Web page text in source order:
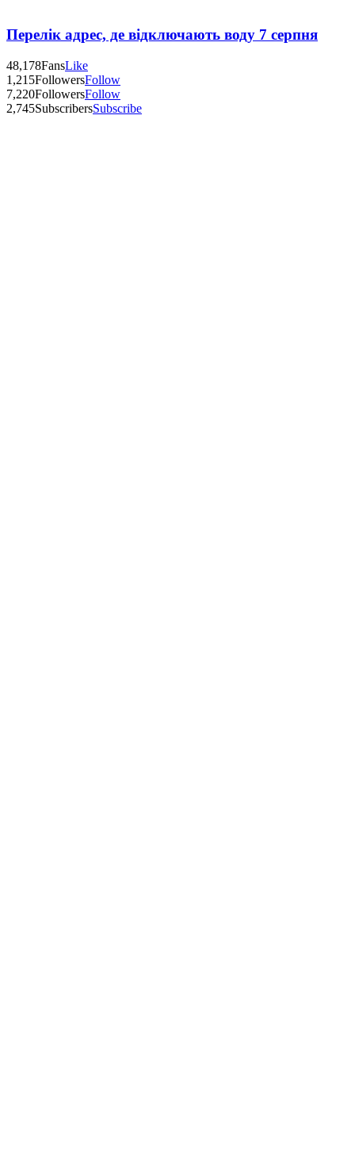
Перелік адрес, де відключають воду 7 серпня
48,178FansLike
1,215FollowersFollow
7,220FollowersFollow
2,745SubscribersSubscribe